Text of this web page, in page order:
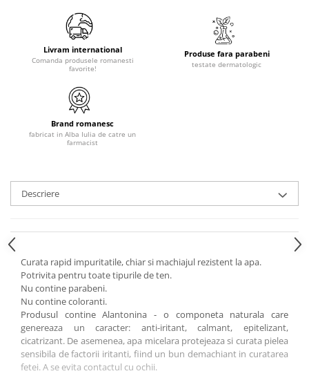
Livram international
Comanda produsele romanesti
favorite!
Produse fara parabeni
testate dermatologic
Brand romanesc
fabricat in Alba Iulia de catre un
farmacist
Descriere
Curata rapid impuritatile, chiar si machiajul rezistent la apa.
Potrivita pentru toate tipurile de ten.
Nu contine parabeni.
Nu contine coloranti.
Produsul contine Alantonina - o componeta naturala care
genereaza un caracter: anti-iritant, calmant, epitelizant,
cicatrizant. De asemenea, apa micelara protejeaza si curata pielea
sensibila de factorii iritanti, fiind un bun demachiant in curatarea
fetei. A se evita contactul cu ochii.